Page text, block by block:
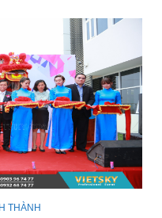
THÀNH